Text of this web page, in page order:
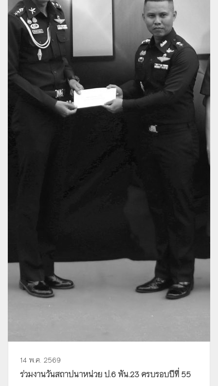
14 พ.ค. 2569
ร่วมงานวันสถาปนาหน่วย ป.6 พัน.23 ครบรอบปีที่ 55